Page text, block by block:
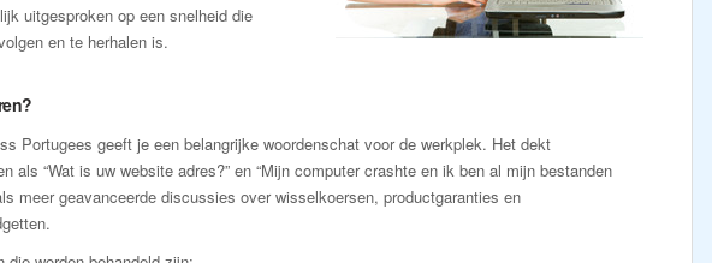
uitgesproken op een snelheid die
en te herhalen is.
Portugees geeft je een belangrijke woordenschat voor de werkplek. Het dekt
als “Wat is uw website adres?” en “Mijn computer crashte en ik ben al mijn bestanden
meer geavanceerde discussies over wisselkoersen, productgaranties en